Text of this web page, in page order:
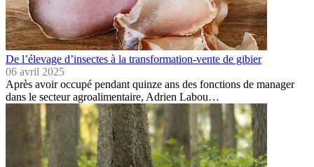
De l’élevage d’insectes à la transformation-vente de gibier
06 avril 2025
Après avoir occupé pendant quinze ans des fonctions de manager
dans le secteur agroalimentaire, Adrien Labou…